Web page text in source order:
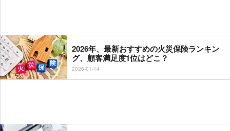
2026年、最新おすすめの火災保険ランキン
グ、顧客満足度1位はどこ？
2026-01-14